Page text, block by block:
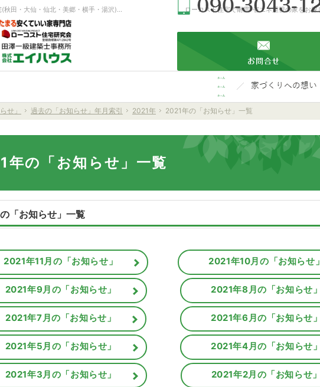
らせ」 過去の「お知らせ」年月索引 2021年 2021年の「お知らせ」一覧
年の「お知らせ」一覧
新築-注文住宅(秋田・大仙・仙北・美郷・横手・湯沢)なら当社の安くていい家
「お知らせ」一覧
2021年11月の「お知らせ」 2021年10月の「お知らせ」
2021年9月の「お知らせ」 2021年8月の「お知らせ」
2021年7月の「お知らせ」 2021年6月の「お知らせ」
2021年5月の「お知らせ」 2021年4月の「お知らせ」
2021年3月の「お知らせ」 2021年2月の「お知らせ」
せ」 過去の「お知らせ」年月索引 2021年 2021年の「お知らせ」一覧